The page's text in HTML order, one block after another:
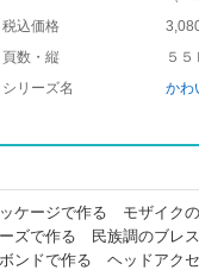
税込価格
頁数・縦
５
シリーズ名
かわ
ケージで作る モザイク
ズで作る 民族調のブレ
ンドで作る ヘッドアク